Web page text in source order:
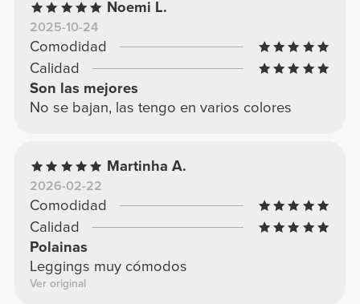
Noemi L.
2025-10-24
Comodidad
Calidad
Son las mejores
No se bajan, las tengo en varios colores
Martinha A.
2026-02-22
Comodidad
Calidad
Polainas
Leggings muy cómodos
Ver original